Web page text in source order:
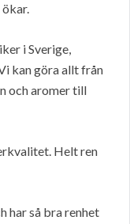
i Sverige,
kan göra allt från
och aromer till
Helt ren
har så bra renhet